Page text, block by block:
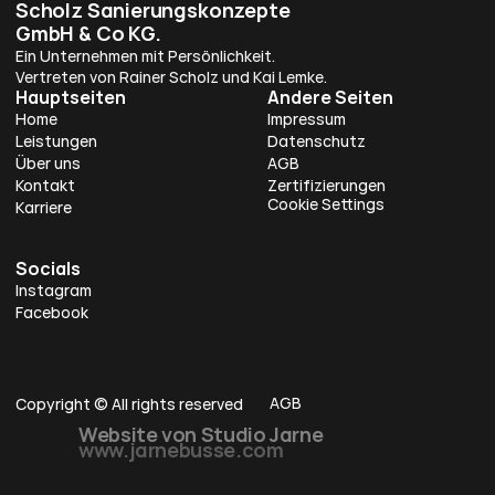
Scholz Sanierungskonzepte
GmbH & Co KG.
Ein Unternehmen mit Persönlichkeit.
Vertreten von Rainer Scholz und Kai Lemke.
Hauptseiten
Home
Leistungen
Über uns
Kontakt
Karriere
Andere Seiten
Impressum
Datenschutz
AGB
Zertifizierungen
Cookie Settings
Socials
Instagram
Facebook
Copyright © All rights reserved AGB
Website von Studio Jarne
www.jarnebusse.com